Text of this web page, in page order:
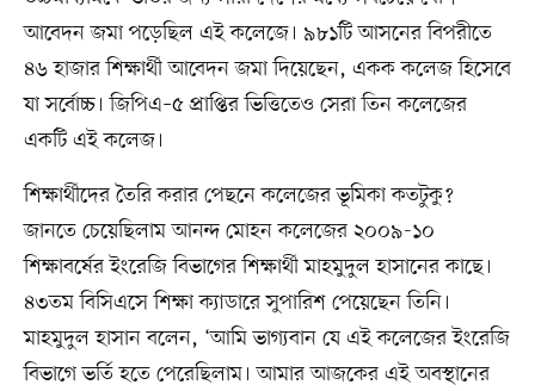
আবেদন জমা পড়েছিল এই কলেজে। ৯৮১টি আসনের বিপরীতে
৪৬ হাজার শিক্ষার্থী আবেদন জমা দিয়েছেন, একক কলেজ হিসেবে
যা সর্বোচ্চ। জিপিএ–৫ প্রাপ্তির ভিত্তিতেও সেরা তিন কলেজের
একটি এই কলেজ।
শিক্ষার্থীদের তৈরি করার পেছনে কলেজের ভূমিকা কতটুকু?
জানতে চেয়েছিলাম আনন্দ মোহন কলেজের ২০০৯-১০
শিক্ষাবর্ষের ইংরেজি বিভাগের শিক্ষার্থী মাহমুদুল হাসানের কাছে।
৪৩তম বিসিএসে শিক্ষা ক্যাডারে সুপারিশ পেয়েছেন তিনি।
মাহমুদুল হাসান বলেন, ‘আমি ভাগ্যবান যে এই কলেজের ইংরেজি
বিভাগে ভর্তি হতে পেরেছিলাম। আমার আজকের এই অবস্থানের